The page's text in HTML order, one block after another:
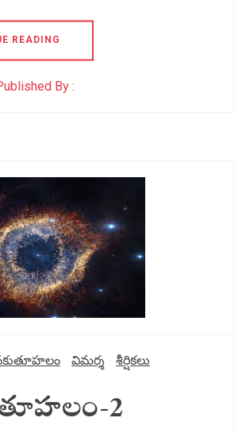
READING
By :
విమర్శ శీర్షికలు
2